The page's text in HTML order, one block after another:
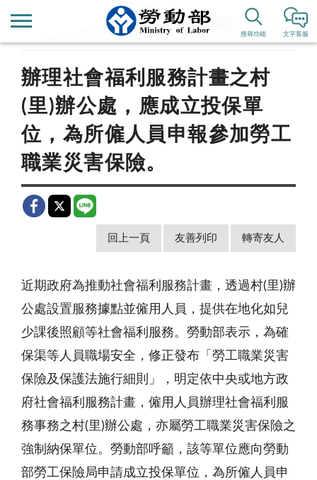
文字客服
搜尋功能
新聞公告 歷史新聞
辦理社會福利服務計畫之村
(里)辦公處，應成立投保單
位，為所僱人員申報參加勞工
職業災害保險。
回上一頁 友善列印 轉寄友人
近期政府為推動社會福利服務計畫，透過村(里)辦
公處設置服務據點並僱用人員，提供在地化如兒
少課後照顧等社會福利服務。勞動部表示，為確
保渠等人員職場安全，修正發布「勞工職業災害
保險及保護法施行細則」，明定依中央或地方政
府社會福利服務計畫，僱用人員辦理社會福利服
務事務之村(里)辦公處，亦屬勞工職業災害保險之
強制納保單位。勞動部呼籲，該等單位應向勞動
部勞工保險局申請成立投保單位，為所僱人員申